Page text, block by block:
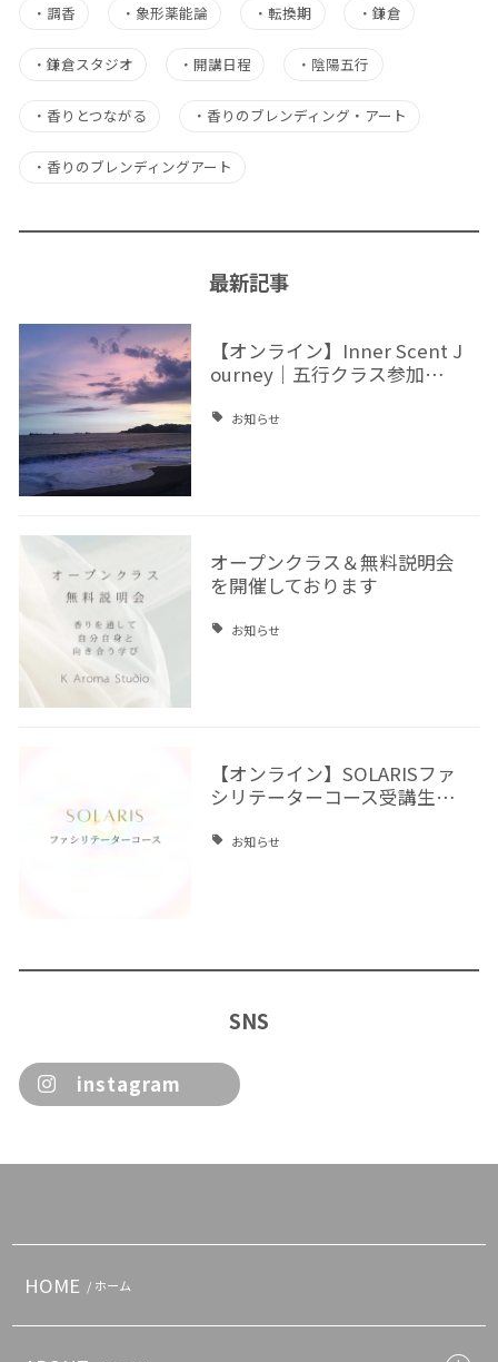
・ 調香 ・ 象形薬能論 ・転換期 ・ 鎌倉
・ 鎌倉スタジオ ・開講日程 ・ 陰陽五行
・ 香りとつながる ・ 香りのブレンディング・アート
・ 香りのブレンディングアート
最新記事
【オンライン】Inner Scent J
ourney｜五行クラス参加…
お知らせ
オープンクラス＆無料説明会
を開催しております
お知らせ
【オンライン】SOLARISファ
シリテーターコース受講生…
お知らせ
SNS
instagram
HOME / ホーム